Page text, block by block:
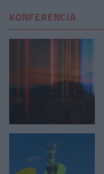
KONFERENCIA